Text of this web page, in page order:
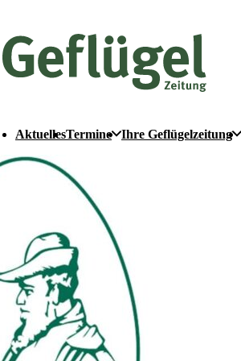
AktuellesTermine Ihre Geflügelzeitung